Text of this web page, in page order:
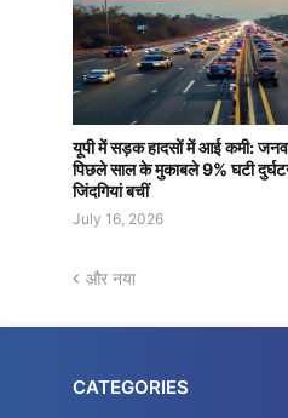
यूपी में सड़क हादसों में आई कमी:
पिछले साल के मुकाबले 9% घटी
जिंदगियां बचीं
July 16, 2026
और नया
CATEGORIES